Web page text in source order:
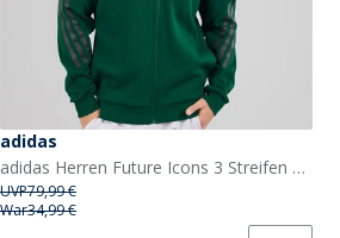
adidas
adidas Herren Future Icons 3 Streifen Full Zip Hoodie Collegiate Green
UVP79,99 €
War34,99 €